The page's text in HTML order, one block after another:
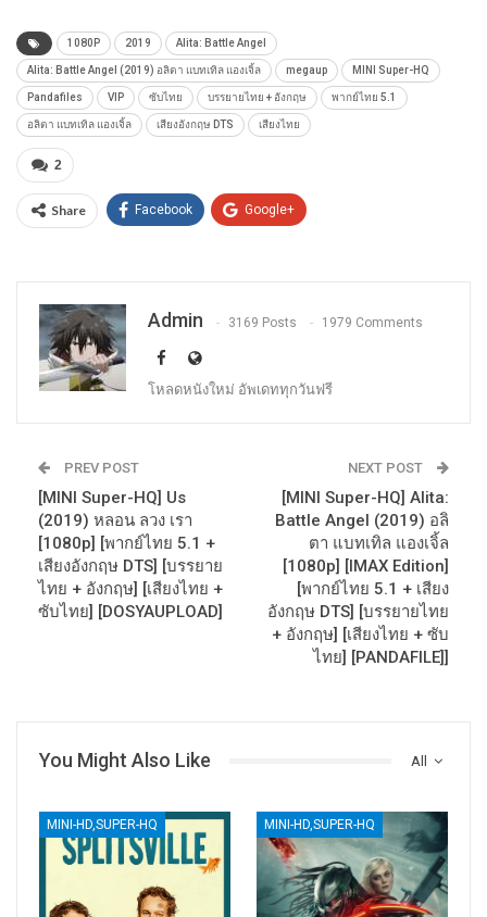
1080P 2019 Alita: Battle Angel
Alita: Battle Angel (2019) อลิตา แบทเทิล แองเจิ้ล megaup MINI Super-HQ
Pandafiles VIP ซับไทย บรรยายไทย + อังกฤษ พากย์ไทย 5.1
อลิตา แบทเทิล แองเจิ้ล เสียงอังกฤษ DTS เสียงไทย
2
Share Facebook Google+
Admin 3169 Posts 1979 Comments
โหลดหนังใหม่ อัพเดททุกวันฟรี
PREV POST
[MINI Super-HQ] Us
(2019) หลอน ลวง เรา
[1080p] [พากย์ไทย 5.1 +
เสียงอังกฤษ DTS] [บรรยาย
ไทย + อังกฤษ] [เสียงไทย +
ซับไทย] [DOSYAUPLOAD]
NEXT POST
[MINI Super-HQ] Alita:
Battle Angel (2019) อลิ
ตา แบทเทิล แองเจิ้ล
[1080p] [IMAX Edition]
[พากย์ไทย 5.1 + เสียง
อังกฤษ DTS] [บรรยายไทย
+ อังกฤษ] [เสียงไทย + ซับ
ไทย] [PANDAFILE]]
All
You Might Also Like
MINI-HD,SUPER-HQ MINI-HD,SUPER-HQ